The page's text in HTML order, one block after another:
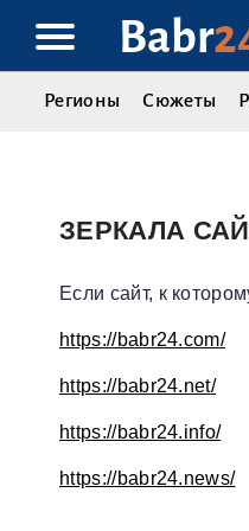
Babr
Регионы Сюжеты
ЗЕРКАЛА
Если сайт, к
https://babr24.com/
https://babr24.net/
https://babr24.info/
https://babr24.news/